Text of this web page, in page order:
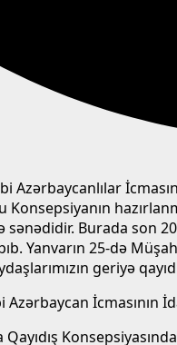
Burada son
Yanvarın 25-də
geriyə